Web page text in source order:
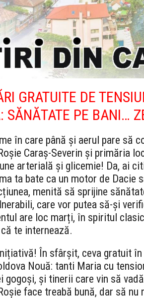
GRATUITE DE
SĂNĂTATE PE BANI…
în care până și aerul pare să
Caraș-Severin și primăria
arterială și glicemie! Da, ai
ta bate ca un motor de Dacie
menită să sprijine
care vor putea să-și
are loc marți, în spiritul
te internează.
În sfârșit, ceva gratuit
Nouă: tanti Maria cu
gogoși, și tinerii care vin să
face treabă bună, dar să